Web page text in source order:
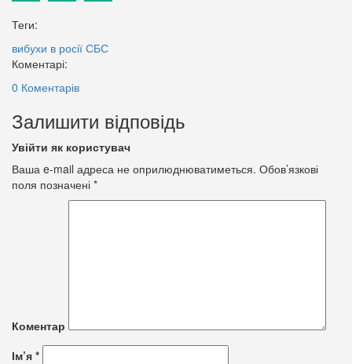
Теги:
вибухи в росії СБС
Коментарі:
0 Коментарів
Залишити відповідь
Увійти як користувач
Ваша e-mail адреса не оприлюднюватиметься. Обов’язкові
поля позначені *
Коментар
Ім’я *